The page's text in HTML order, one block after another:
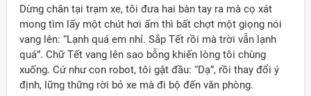
Dừng chân tại trạm xe, tôi đưa hai bàn tay ra mà cọ xát
mong tìm lấy một chút hơi ấm thì bất chợt một giọng nói
vang lên: “Lạnh quá em nhỉ. Sắp Tết rồi mà trời vẫn lạnh
quá”. Chữ Tết vang lên sao bỗng khiến lòng tôi chùng
xuống. Cứ như con robot, tôi gật đầu: “Dạ”, rồi thay đổi ý
định, lững thững rời bỏ xe mà đi bộ đến văn phòng.